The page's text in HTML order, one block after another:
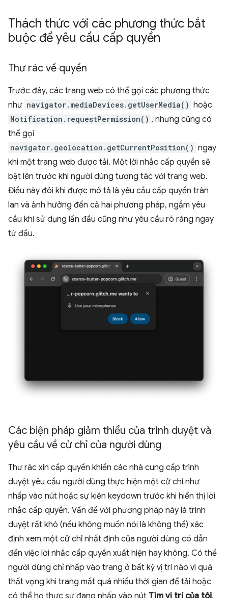
Thách thức với các phương thức bắt
buộc để yêu cầu cấp quyền
Thư rác về quyền
Trước đây, các trang web có thể gọi các phương thức
như navigator.mediaDevices.getUserMedia() hoặc
Notification.requestPermission() , nhưng cũng có
thể gọi
navigator.geolocation.getCurrentPosition() ngay
khi một trang web được tải. Một lời nhắc cấp quyền sẽ
bật lên trước khi người dùng tương tác với trang web.
Điều này đôi khi được mô tả là yêu cầu cấp quyền tràn
lan và ảnh hưởng đến cả hai phương pháp, ngầm yêu
cầu khi sử dụng lần đầu cũng như yêu cầu rõ ràng ngay
từ đầu.
Các biện pháp giảm thiểu của trình duyệt và
yêu cầu về cử chỉ của người dùng
Thư rác xin cấp quyền khiến các nhà cung cấp trình
duyệt yêu cầu người dùng thực hiện một cử chỉ như
nhấp vào nút hoặc sự kiện keydown trước khi hiển thị lời
nhắc cấp quyền. Vấn đề với phương pháp này là trình
duyệt rất khó (nếu không muốn nói là không thể) xác
định xem một cử chỉ nhất định của người dùng có dẫn
đến việc lời nhắc cấp quyền xuất hiện hay không. Có thể
người dùng chỉ nhấp vào trang ở bất kỳ vị trí nào vì quá
thất vọng khi trang mất quá nhiều thời gian để tải hoặc
có thể họ thực sự đang nhấp vào nút Tìm vị trí của tôi.